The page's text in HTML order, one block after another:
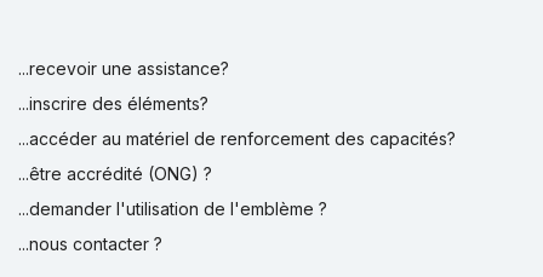
...recevoir une assistance?
...inscrire des éléments?
...accéder au matériel de renforcement des capacités?
...être accrédité (ONG) ?
...demander l'utilisation de l'emblème ?
...nous contacter ?